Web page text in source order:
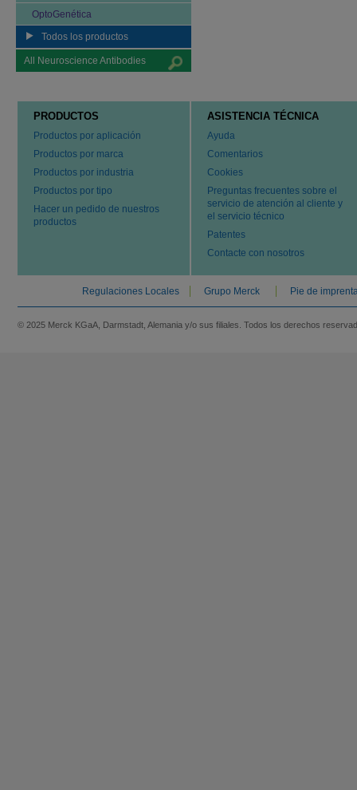
OptoGenética
Todos los productos
All Neuroscience Antibodies
PRODUCTOS
Productos por aplicación
Productos por marca
Productos por industria
Productos por tipo
Hacer un pedido de nuestros
productos
ASISTENCIA TÉCNICA
Ayuda
Comentarios
Cookies
Preguntas frecuentes sobre el
servicio de atención al cliente y
el servicio técnico
Patentes
Contacte con nosotros
Regulaciones Locales Grupo Merck Pie de
© 2025 Merck KGaA, Darmstadt, Alemania y/o sus filiales. Todos los derechos